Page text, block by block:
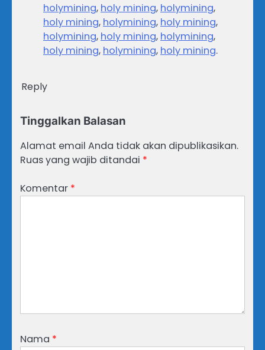
holymining, holy mining, holymining,
holy mining, holymining, holy mining,
holymining, holy mining, holymining,
holy mining, holymining, holy mining.
Reply
Tinggalkan Balasan
Alamat email Anda tidak akan dipublikasikan.
Ruas yang wajib ditandai *
Komentar *
Nama *